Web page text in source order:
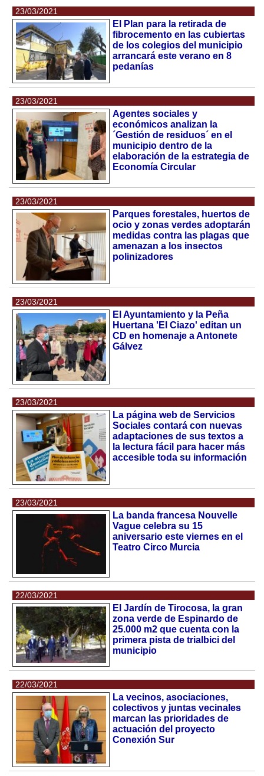
23/03/2021
El Plan para la retirada de
fibrocemento en las cubiertas
de los colegios del municipio
arrancará este verano en 8
pedanías
23/03/2021
Agentes sociales y
económicos analizan la
´Gestión de residuos´ en el
municipio dentro de la
elaboración de la estrategia de
Economía Circular
23/03/2021
Parques forestales, huertos de
ocio y zonas verdes adoptarán
medidas contra las plagas que
amenazan a los insectos
polinizadores
23/03/2021
El Ayuntamiento y la Peña
Huertana 'El Ciazo' editan un
CD en homenaje a Antonete
Gálvez
23/03/2021
La página web de Servicios
Sociales contará con nuevas
adaptaciones de sus textos a
la lectura fácil para hacer más
accesible toda su información
23/03/2021
La banda francesa Nouvelle
Vague celebra su 15
aniversario este viernes en el
Teatro Circo Murcia
22/03/2021
El Jardín de Tirocosa, la gran
zona verde de Espinardo de
25.000 m2 que cuenta con la
primera pista de trialbici del
municipio
22/03/2021
La vecinos, asociaciones,
colectivos y juntas vecinales
marcan las prioridades de
actuación del proyecto
Conexión Sur